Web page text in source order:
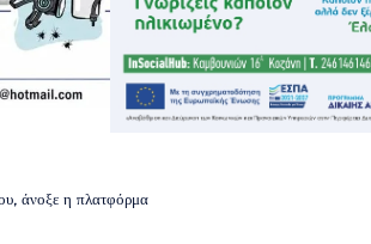
άνοξε η πλατφόρμα